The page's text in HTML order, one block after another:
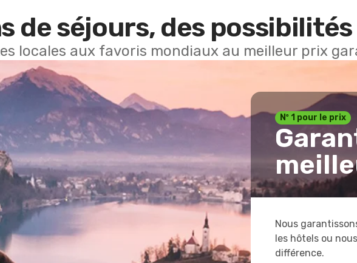
de séjours, des
locales aux favoris mondiaux au meilleur prix
Nº 1 pour le prix
Nous
les hôtels ou
différence.